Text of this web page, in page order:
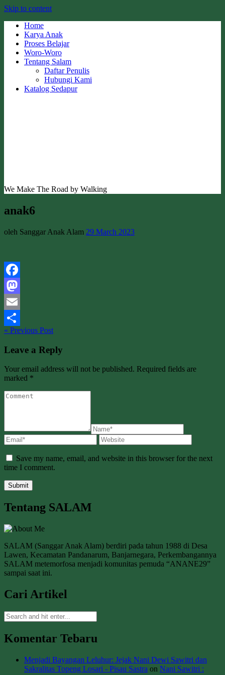
Skip to content
Home
Karya Anak
Proses Belajar
Woro-Woro
Tentang Salam
Daftar Penulis
Hubungi Kami
Katalog Sedapur
We Make The Road by Walking
anak6
oleh Sanggar Anak Alam 29 March 2023
Facebook
Mastodon
Email
Share
« Previous Post
Leave a Reply
Your email address will not be published. Required fields are
marked *
Save my name, email, and website in this browser for the next
time I comment.
Tentang SALAM
SALAM (Sanggar Anak Alam) berdiri pada tahun 1988 di Desa
Lawen, Kecamatan Pandanarum, Banjarnegara, Perkembangannya
SALAM metemorfosa menjadi komunitas pemuda “ANANE29”
sampai saat ini.
Cari Artikel
Komentar Tebaru
Menjadi Bayangan Leluhur: Jejak Nani Dewi Sawitri dan
Sakralitas Topeng Losari - Pisau Sastra on Nani Sawitri :